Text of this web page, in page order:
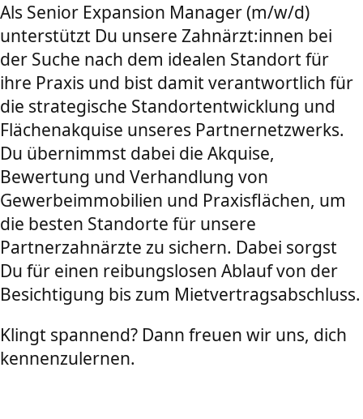
Als Senior Expansion Manager (m/w/d)
unterstützt Du unsere Zahnärzt:innen bei
der Suche nach dem idealen Standort für
ihre Praxis und bist damit verantwortlich für
die strategische Standortentwicklung und
Flächenakquise unseres Partnernetzwerks.
Du übernimmst dabei die Akquise,
Bewertung und Verhandlung von
Gewerbeimmobilien und Praxisflächen, um
die besten Standorte für unsere
Partnerzahnärzte zu sichern. Dabei sorgst
Du für einen reibungslosen Ablauf von der
Besichtigung bis zum Mietvertragsabschluss.
Klingt spannend? Dann freuen wir uns, dich
kennenzulernen.